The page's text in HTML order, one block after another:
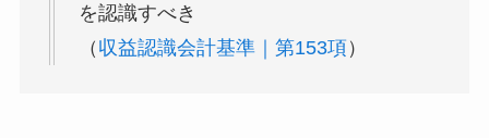
を認識すべき
（ 収益認識会計基準｜第153項）